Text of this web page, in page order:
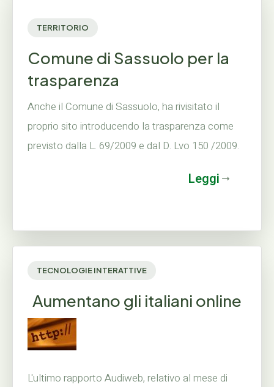
TERRITORIO
Comune di Sassuolo per la
trasparenza
Anche il Comune di Sassuolo, ha rivisitato il
proprio sito introducendo la trasparenza come
previsto dalla L. 69/2009 e dal D. Lvo 150 /2009.
Leggi
TECNOLOGIE INTERATTIVE
Aumentano gli italiani online
L'ultimo rapporto Audiweb, relativo al mese di